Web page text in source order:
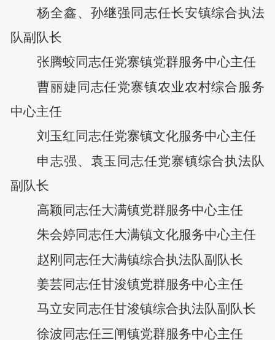
杨全鑫、 孙继强 同志任长安镇综合执法
队副队长
张腾蛟 同志任党寨镇党群服务中心主任
曹丽婕 同志任党寨镇农业农村综合服务
中心主任
刘玉红 同志任党寨镇文化服务中心主任
申志强、 袁玉 同志任党寨镇综合执法队
副队长
高颖 同志任大满镇党群服务中心主任
朱会婷 同志任大满镇文化服务中心主任
赵刚 同志任大满镇综合执法队副队长
姜芸同志任甘浚镇党群服务中心主任
马立安 同志任甘浚镇综合执法队副队长
徐波同志任三闸镇党群服务中心主任